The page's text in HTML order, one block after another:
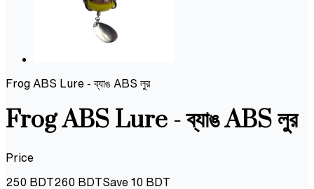
Frog ABS Lure - ব্যাঙ ABS লুর
Frog ABS Lure - ব্যাঙ ABS লুর
Price
250 BDT260 BDTSave 10 BDT